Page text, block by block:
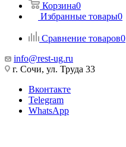
Корзина0
Избранные товары0
Сравнение товаров0
info@rest-ug.ru
г. Сочи, ул. Труда 33
Вконтакте
Telegram
WhatsApp